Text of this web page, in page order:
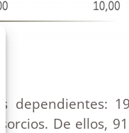
dependientes:
De ellos,